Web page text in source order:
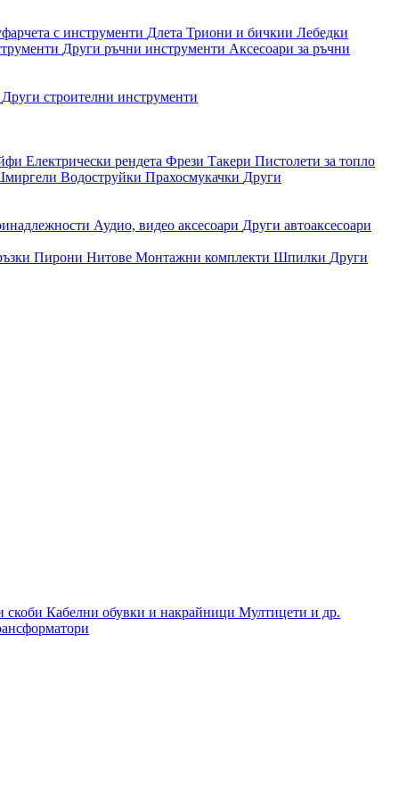
с инструменти Длета Триони и бичкии Лебедки
Други ръчни инструменти Аксесоари за ръчни
Други строителни инструменти
Електрически рендета Фрези Такери Пистолети за топло
Водоструйки Прахосмукачки Други
Аудио, видео аксесоари Други автоаксесоари
Пирони Нитове Монтажни комплекти Шпилки Други
скоби Кабелни обувки и накрайници Мултицети и др.